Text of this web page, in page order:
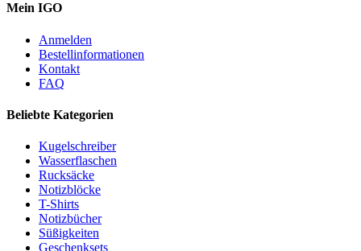
Mein IGO
Anmelden
Bestellinformationen
Kontakt
FAQ
Beliebte Kategorien
Kugelschreiber
Wasserflaschen
Rucksäcke
Notizblöcke
T-Shirts
Notizbücher
Süßigkeiten
Geschenksets